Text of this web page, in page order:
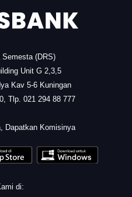
(DRS)
Unit G 2,3,5
Kav 5-6 Kuningan
Tlp. 021 294 88 777
Dapatkan Komisinya
di: